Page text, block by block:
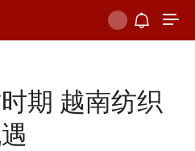
期 越南纺织